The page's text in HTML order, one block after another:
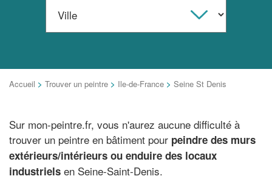
Accueil > Trouver un peintre > Ile-de-France > Seine St Denis
Sur mon-peintre.fr, vous n'aurez aucune difficulté à
trouver un peintre en bâtiment pour peindre des murs
extérieurs/intérieurs ou enduire des locaux
industriels en Seine-Saint-Denis.